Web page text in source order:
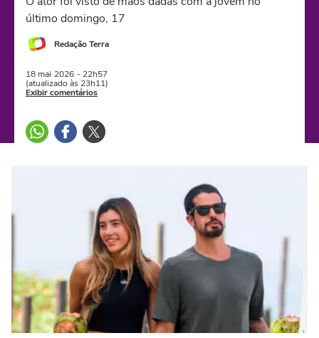
último domingo, 17
Redação Terra
18 mai 2026 - 22h57
(atualizado às 23h11)
Exibir comentários